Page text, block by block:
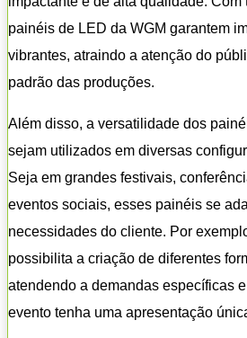
painéis de LED da WGM garantem
vibrantes, atraindo a atenção do
padrão das produções.
Além disso, a versatilidade dos
sejam utilizados em diversas
Seja em grandes festivais,
eventos sociais, esses painéis se
necessidades do cliente. Por
possibilita a criação de diferentes
atendendo a demandas específicas
evento tenha uma apresentação